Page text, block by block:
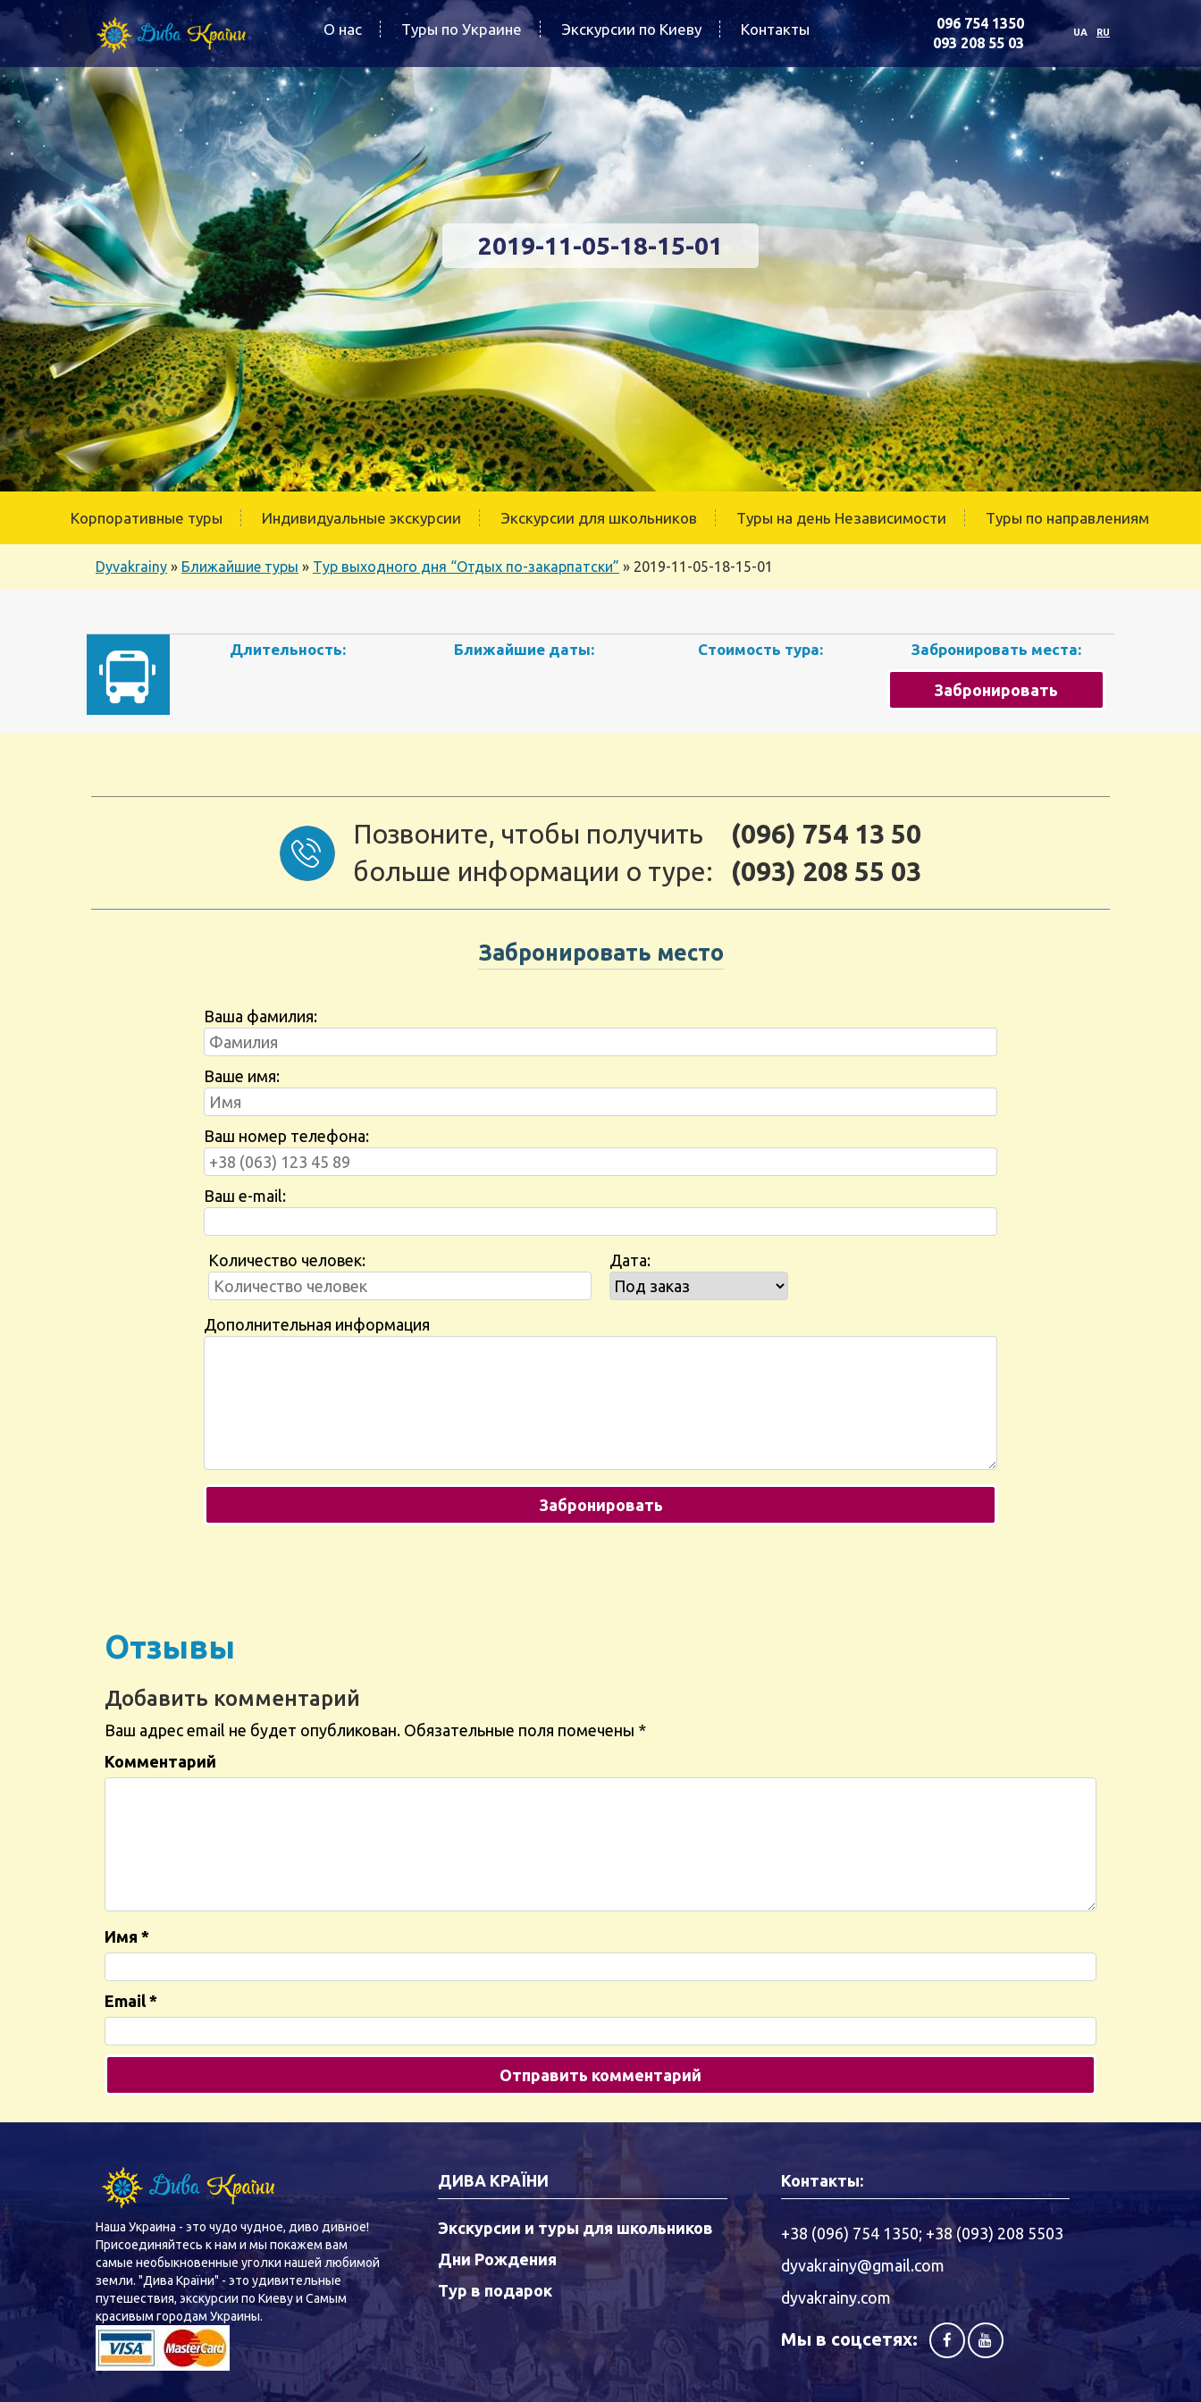
О нас Туры по Украине Экскурсии по Киеву Контакты
096 754 1350
093 208 55 03
UA RU
2019-11-05-18-15-01
Корпоративные туры Индивидуальные экскурсии Экскурсии для школьников Туры на день Независимости Туры по направлениям
Dyvakrainy » Ближайшие туры » Тур выходного дня “Отдых по-закарпатски” » 2019-11-05-18-15-01
Длительность: Ближайшие даты: Стоимость тура: Забронировать места:
Забронировать
Позвоните, чтобы получить
больше информации о туре:
(096) 754 13 50
(093) 208 55 03
Забронировать место
Ваша фамилия:
Ваше имя:
Ваш номер телефона:
Ваш e-mail:
Количество человек: Дата:
Дополнительная информация
Отзывы
Добавить комментарий
Ваш адрес email не будет опубликован. Обязательные поля помечены *
Комментарий
Имя *
Email *
Наша Украина - это чудо чудное, диво дивное!
Присоединяйтесь к нам и мы покажем вам
самые необыкновенные уголки нашей любимой
земли. "Дива Країни" - это удивительные
путешествия, экскурсии по Киеву и Самым
красивым городам Украины.
ДИВА КРАЇНИ
Экскурсии и туры для школьников
Дни Рождения
Тур в подарок
Контакты:
+38 (096) 754 1350; +38 (093) 208 5503
dyvakrainy@gmail.com
dyvakrainy.com
Мы в соцсетях: